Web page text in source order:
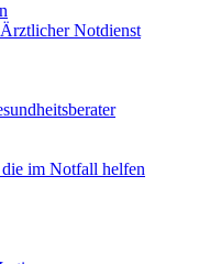
Notdienst
im Notfall helfen